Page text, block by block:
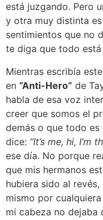
está juzgando. Pero
y otra muy distinta
sentimientos que no
te diga que todo está
Mientras escribía
en “Anti-Hero” de
habla de esa voz
creer que somos el
demás o que todo es
dice: “It’s me, hi, I’m
ese día. No porque
que mis hermanos
hubiera sido al
mismo por
mi cabeza no dejaba